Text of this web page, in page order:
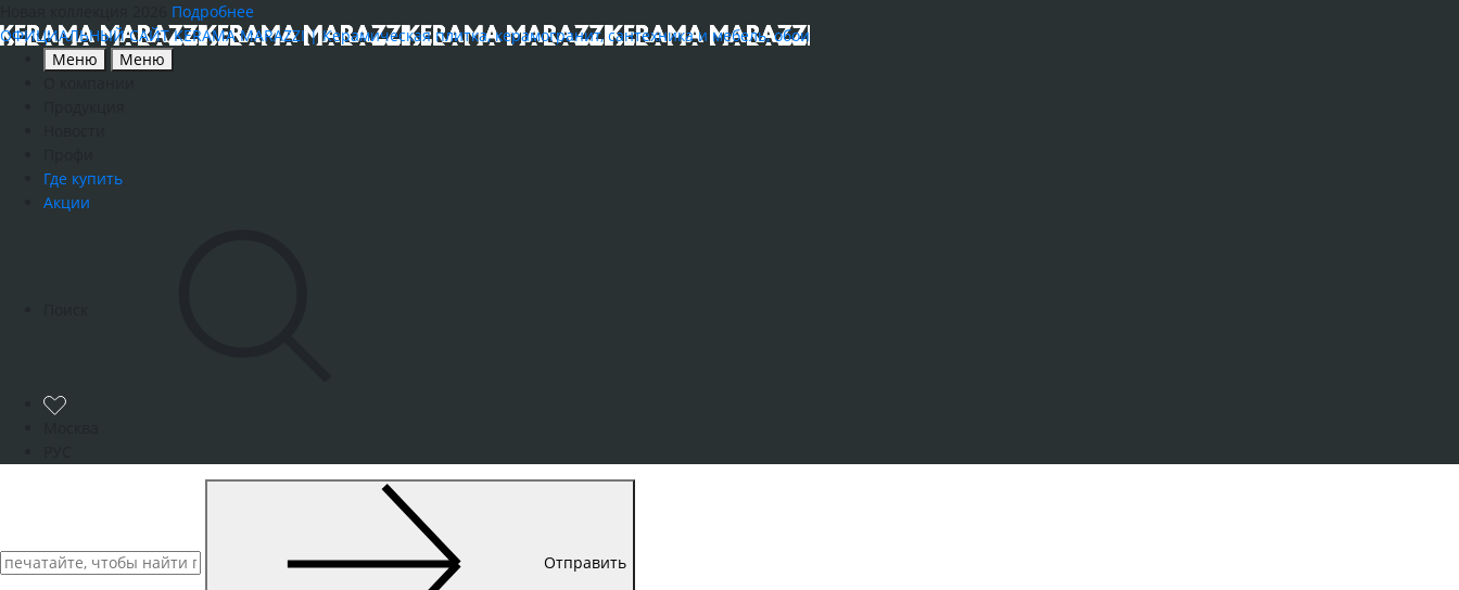
Подробнее
ОФИЦИАЛЬНЫЙ САЙТ KERAMA MARAZZI | Керамическая плитка, керамогранит, сантехника и мебель, обои
Меню
Меню
Где купить
Акции
Отправить